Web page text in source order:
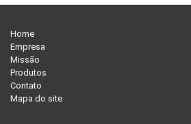
Home
Empresa
Missão
Produtos
Contato
Mapa do site